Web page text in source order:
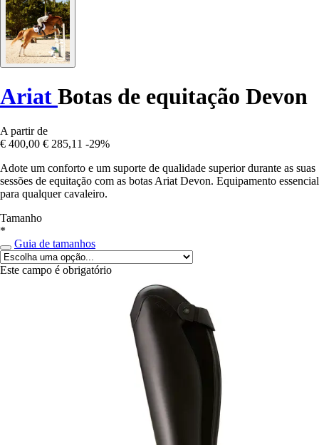
Ariat Botas de equitação Devon
A partir de
€ 400,00 € 285,11 -29%
Adote um conforto e um suporte de qualidade superior durante as suas
sessões de equitação com as botas Ariat Devon. Equipamento essencial
para qualquer cavaleiro.
Tamanho
*
Guia de tamanhos
Este campo é obrigatório